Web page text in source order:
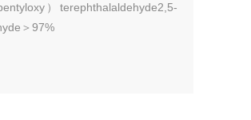
）terephthalaldehyde2,5-
＞97%